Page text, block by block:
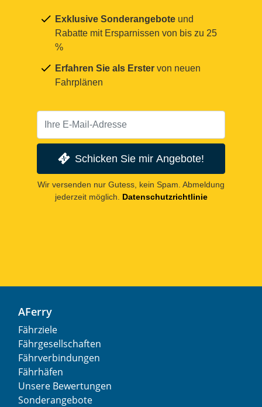
Exklusive Sonderangebote und
Rabatte mit Ersparnissen von bis zu 25
%
Erfahren Sie als Erster von neuen
Fahrplänen
Schicken Sie mir Angebote!
Wir versenden nur Gutess, kein Spam. Abmeldung
jederzeit möglich.
Datenschutzrichtlinie
AFerry
Fährziele
Fährgesellschaften
Fährverbindungen
Fährhäfen
Unsere Bewertungen
Sonderangebote